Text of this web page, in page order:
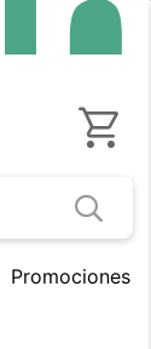
Promociones